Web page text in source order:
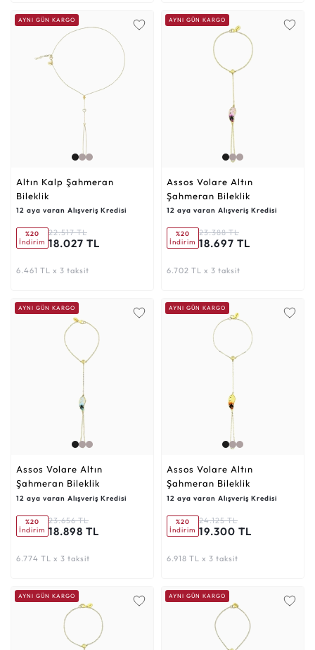
AYNI GÜN KARGO
Altın Kalp Şahmeran
Bileklik
12 aya varan Alışveriş Kredisi
%20
İndirim
22.517 TL
18.027 TL
6.461 TL x 3 taksit
AYNI GÜN KARGO
Assos Volare Altın
Şahmeran Bileklik
12 aya varan Alışveriş Kredisi
%20
İndirim
23.388 TL
18.697 TL
6.702 TL x 3 taksit
AYNI GÜN KARGO
Assos Volare Altın
Şahmeran Bileklik
12 aya varan Alışveriş Kredisi
%20
İndirim
23.656 TL
18.898 TL
6.774 TL x 3 taksit
AYNI GÜN KARGO
Assos Volare Altın
Şahmeran Bileklik
12 aya varan Alışveriş Kredisi
%20
İndirim
24.125 TL
19.300 TL
6.918 TL x 3 taksit
AYNI GÜN KARGO AYNI GÜN KARGO